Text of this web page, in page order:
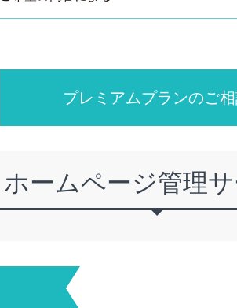
プレミアムプランのご
ホームページ管理